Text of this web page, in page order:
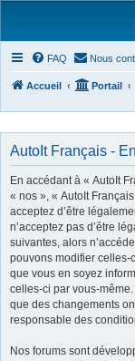
FAQ Nous
Accueil Portail
AutoIt Français -
En accédant à « AutoIt
« nos », « AutoIt
acceptez d’être
n’acceptez pas d’être
suivantes, alors
pouvons modifier celles-
que vous en soyez
celles-ci par vous-
que des changements
responsable des
Nos forums sont